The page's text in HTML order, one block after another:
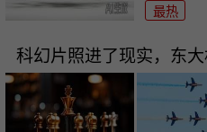
最热
科幻片照进了现实，东大